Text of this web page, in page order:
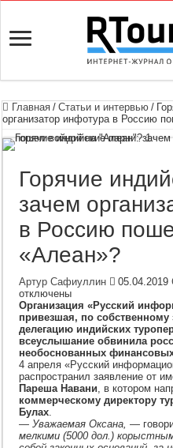
Главная / Статьи и интервью /
организатор инфотура в Россию
Горячие
зачем
в Россию
«Алеан»?
Артур Сафиуллин 05.04.2019
отключены
Организация «Русский
привезшая, по
делегацию индийских
всеуслышание обвинила
необоснованных
4 апреля «Русский
распространил заявление от
Пареша Навани, в котором
коммерческому директору
Булах.
— Уважаемая Оксана, —
мелкими (5000 дол.)